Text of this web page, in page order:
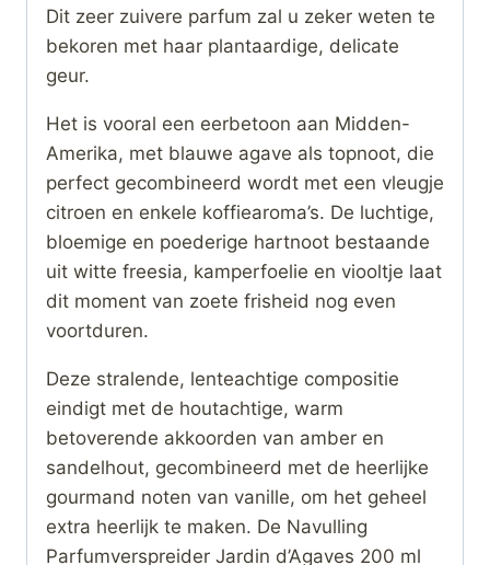
Dit zeer zuivere parfum zal u zeker weten te
bekoren met haar plantaardige, delicate
geur.
Het is vooral een eerbetoon aan Midden-
Amerika, met blauwe agave als topnoot, die
perfect gecombineerd wordt met een vleugje
citroen en enkele koffiearoma’s. De luchtige,
bloemige en poederige hartnoot bestaande
uit witte freesia, kamperfoelie en viooltje laat
dit moment van zoete frisheid nog even
voortduren.
Deze stralende, lenteachtige compositie
eindigt met de houtachtige, warm
betoverende akkoorden van amber en
sandelhout, gecombineerd met de heerlijke
gourmand noten van vanille, om het geheel
extra heerlijk te maken. De Navulling
Parfumverspreider Jardin d’Agaves 200 ml